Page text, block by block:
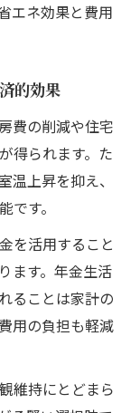
エネ効果と費用
的効果
費の削減や住宅
得られます。た
温上昇を抑え、
す。
を活用すること
ます。年金生活
ることは家計の
用の負担も軽減
維持にとどまら